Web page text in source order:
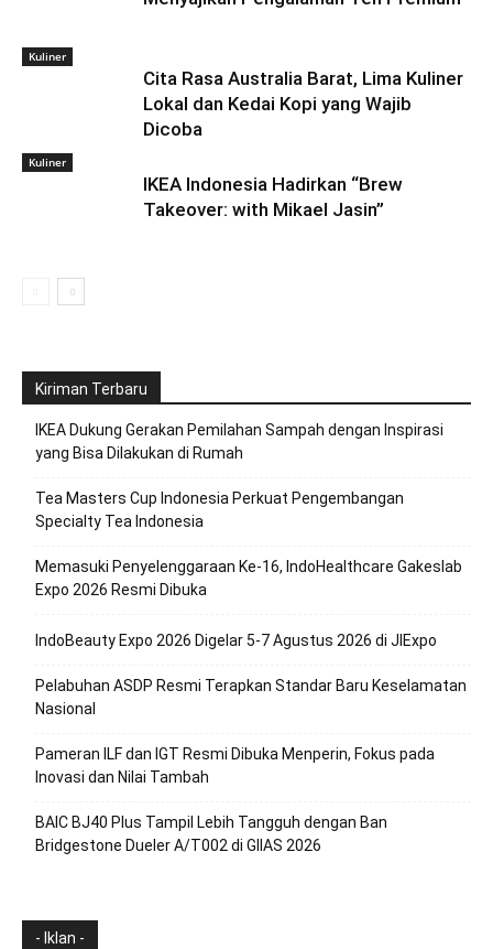
Kuliner
Cita Rasa Australia Barat, Lima Kuliner
Lokal dan Kedai Kopi yang Wajib
Dicoba
Kuliner
IKEA Indonesia Hadirkan “Brew
Takeover: with Mikael Jasin”
Kiriman Terbaru
IKEA Dukung Gerakan Pemilahan Sampah dengan Inspirasi
yang Bisa Dilakukan di Rumah
Tea Masters Cup Indonesia Perkuat Pengembangan
Specialty Tea Indonesia
Memasuki Penyelenggaraan Ke-16, IndoHealthcare Gakeslab
Expo 2026 Resmi Dibuka
IndoBeauty Expo 2026 Digelar 5-7 Agustus 2026 di JIExpo
Pelabuhan ASDP Resmi Terapkan Standar Baru Keselamatan
Nasional
Pameran ILF dan IGT Resmi Dibuka Menperin, Fokus pada
Inovasi dan Nilai Tambah
BAIC BJ40 Plus Tampil Lebih Tangguh dengan Ban
Bridgestone Dueler A/T002 di GIIAS 2026
- Iklan -